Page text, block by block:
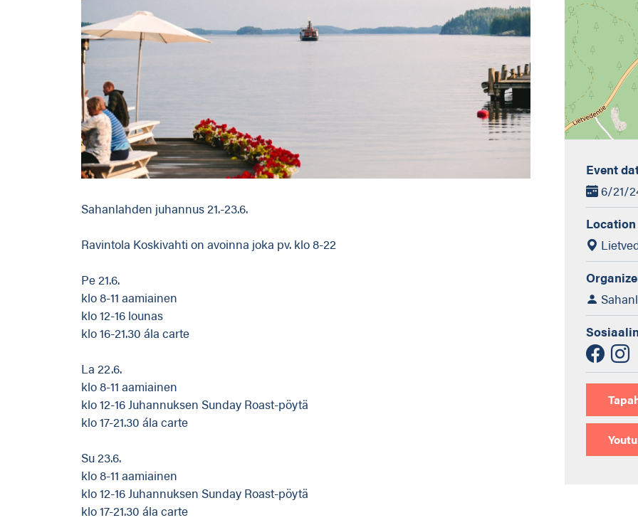
Sahanlahden juhannus 21.-23.6.
Ravintola Koskivahti on avoinna joka pv. klo 8-22
Pe 21.6.
klo 8-11 aamiainen
klo 12-16 lounas
klo 16-21.30 ála carte
La 22.6.
klo 8-11 aamiainen
klo 12-16 Juhannuksen Sunday Roast-pöytä
klo 17-21.30 ála carte
Su 23.6.
klo 8-11 aamiainen
klo 12-16 Juhannuksen Sunday Roast-pöytä
klo 17-21.30 ála carte
Event
6/21/
Location